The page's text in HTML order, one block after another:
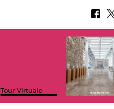
Tour Virtuale